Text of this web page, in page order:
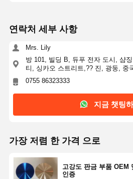
연락처 세부 사항
Mrs. Lily
방 101, 빌딩 B, 듀푸 전자 도시, 샴
티, 싱카오 스트리트,?? 진, 광둥, 중
0755 86323333
지금 챗팅
가장 저렴 한 가격 으로
고강도 판금 부품 OEM
인증